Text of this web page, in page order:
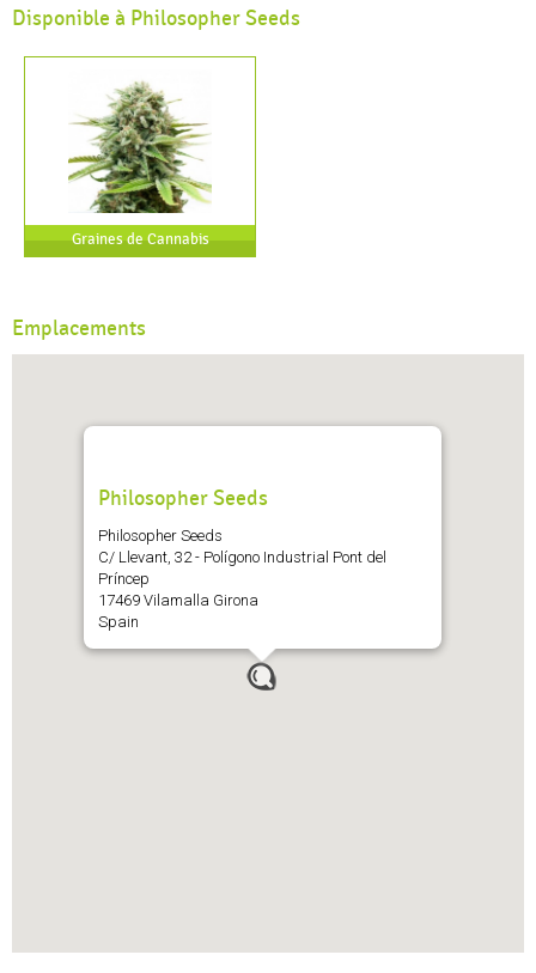
Disponible à Philosopher Seeds
Graines de Cannabis
Emplacements
Philosopher Seeds
Philosopher Seeds
C/ Llevant, 32 - Polígono Industrial Pont del
Príncep
17469 Vilamalla Girona
Spain